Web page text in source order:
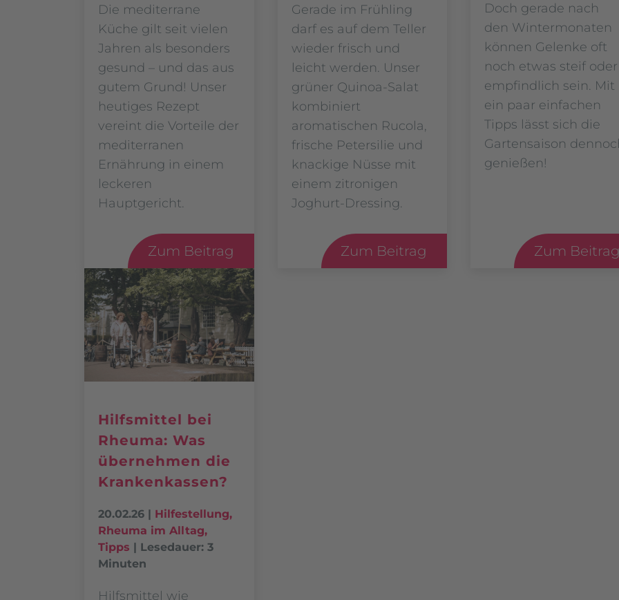
Die mediterrane
Küche gilt seit vielen
Jahren als besonders
gesund – und das aus
gutem Grund! Unser
heutiges Rezept
vereint die Vorteile der
mediterranen
Ernährung in einem
leckeren
Hauptgericht.
Zum Beitrag
Gerade im Frühling
darf es auf dem Teller
wieder frisch und
leicht werden. Unser
grüner Quinoa-Salat
kombiniert
aromatischen Rucola,
frische Petersilie und
knackige Nüsse mit
einem zitronigen
Joghurt-Dressing.
Zum Beitrag
Doch gerade nach
den Wintermonaten
können Gelenke oft
noch etwas steif oder
empfindlich sein. Mit
ein paar einfachen
Tipps lässt sich die
Gartensaison
genießen!
Zum
Hilfsmittel bei
Rheuma: Was
übernehmen die
Krankenkassen?
20.02.26 | Hilfestellung,
Rheuma im Alltag,
Tipps | Lesedauer: 3
Minuten
Hilfsmittel wie